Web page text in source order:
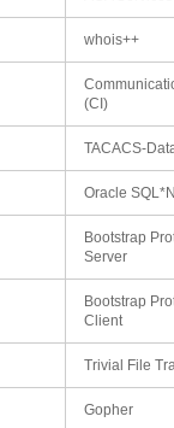
whois++
(CI)
TACACS-
Oracle
Bootstrap
Server
Bootstrap
Client
Trivial File
Gopher